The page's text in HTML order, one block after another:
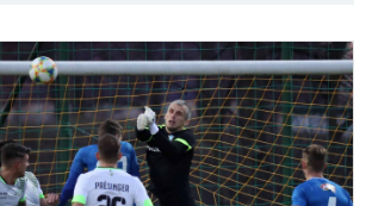
KLUB
GALÉRIA
ÉLMÉNYEK